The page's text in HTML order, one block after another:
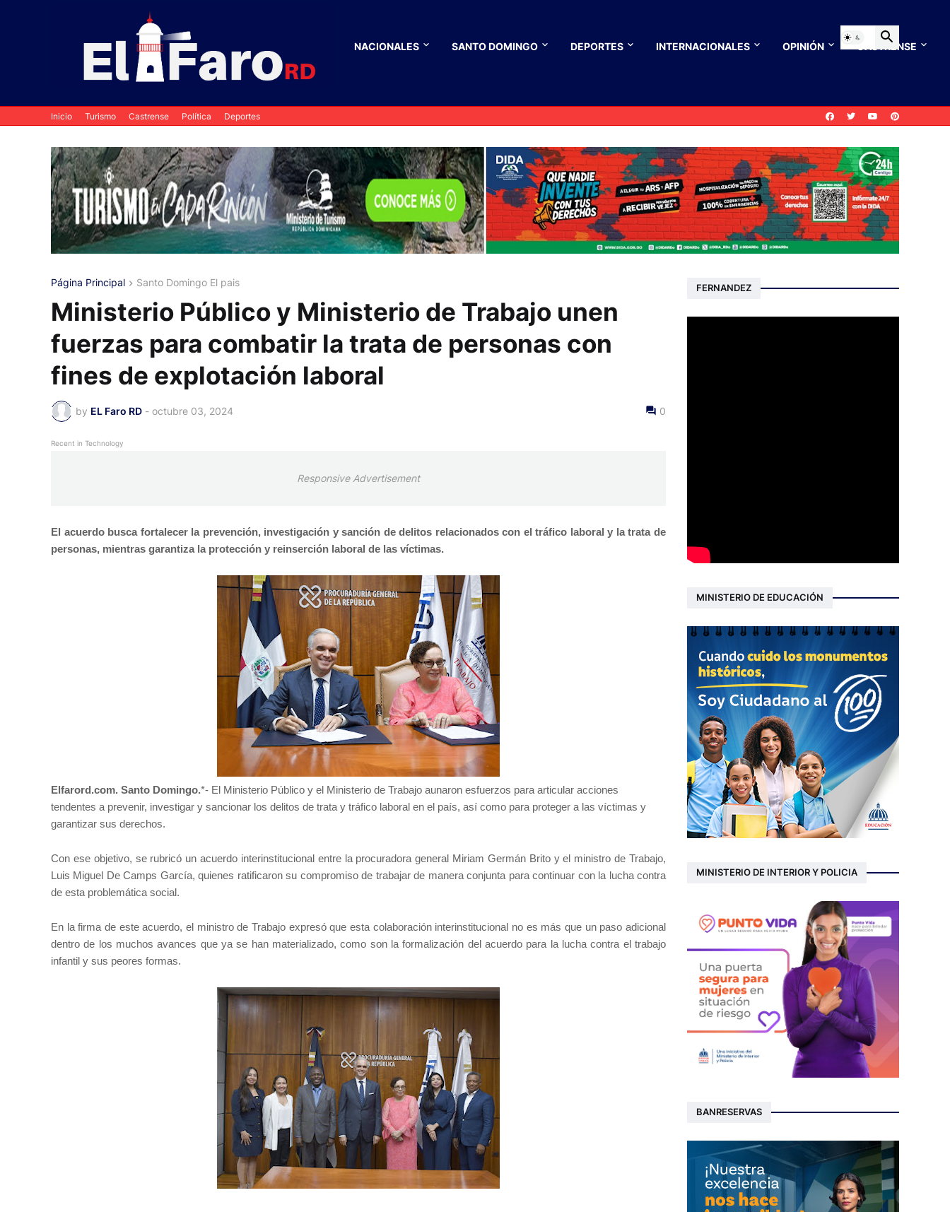
NACIONALES SANTO DOMINGO DEPORTES INTERNACIONALES OPINIÓN CASTRENSE
Inicio Turismo Castrense Política Deportes
Página Principal Santo Domingo El pais
Ministerio Público y Ministerio de Trabajo unen
fuerzas para combatir la trata de personas con
fines de explotación laboral
by EL Faro RD - octubre 03, 2024 0
Recent in Technology
Responsive Advertisement
El acuerdo busca fortalecer la prevención, investigación y sanción de delitos relacionados con el tráfico laboral y la trata de
personas, mientras garantiza la protección y reinserción laboral de las víctimas.
Elfarord.com. Santo Domingo.*- El Ministerio Público y el Ministerio de Trabajo aunaron esfuerzos para articular acciones
tendentes a prevenir, investigar y sancionar los delitos de trata y tráfico laboral en el país, así como para proteger a las víctimas y
garantizar sus derechos.
Con ese objetivo, se rubricó un acuerdo interinstitucional entre la procuradora general Miriam Germán Brito y el ministro de Trabajo,
Luis Miguel De Camps García, quienes ratificaron su compromiso de trabajar de manera conjunta para continuar con la lucha contra
de esta problemática social.
En la firma de este acuerdo, el ministro de Trabajo expresó que esta colaboración interinstitucional no es más que un paso adicional
dentro de los muchos avances que ya se han materializado, como son la formalización del acuerdo para la lucha contra el trabajo
infantil y sus peores formas.
FERNANDEZ
MINISTERIO DE EDUCACIÓN
MINISTERIO DE INTERIOR Y POLICIA
BANRESERVAS